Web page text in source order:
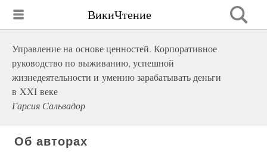
ВикиЧтение
Управление на основе ценностей. Корпоративное
руководство по выживанию, успешной
жизнедеятельности и умению зарабатывать деньги
в XXI веке
Гарсия Сальвадор
Об авторах